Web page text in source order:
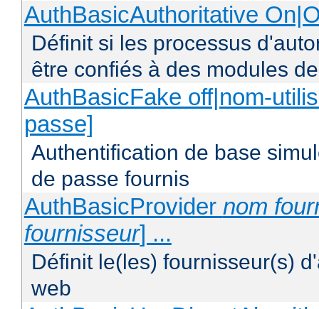
AuthBasicAuthoritative
Définit si les processus
être confiés à des modules
AuthBasicFake off|nom-
passe]
Authentification de base
de passe fournis
AuthBasicProvider nom
fournisseur] ...
Définit le(les) fournisseur(s)
web